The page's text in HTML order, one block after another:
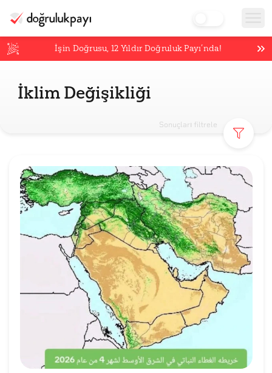
İşin Doğrusu,12 Yıldır Doğruluk Payı’nda!
İklim Değişikliği
Sonuçları filtrele